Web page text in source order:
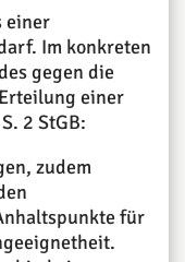
einer
Im konkreten
gegen die
einer
2 StGB:
zudem
für